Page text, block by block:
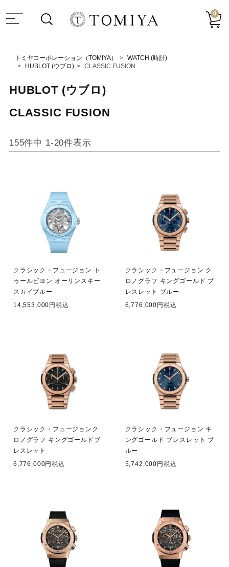
0
トミヤコーポレーション（TOMIYA）
WATCH (時計)
HUBLOT (ウブロ)
CLASSIC FUSION
HUBLOT (ウブロ)
CLASSIC FUSION
155件中 1-20件表示
クラシック・フュージョン ト
ゥールビヨン オーリンスキー
スカイブルー
14,553,000
税込
クラシック・フュージョン ク
ロノグラフ キングゴールド ブ
レスレット ブルー
6,776,000
税込
クラシック・フュージョンク
ロノグラフ キングゴールドブ
レスレット
6,776,000
税込
クラシック・フュージョン キ
ングゴールド ブレスレット ブ
ルー
5,742,000
税込